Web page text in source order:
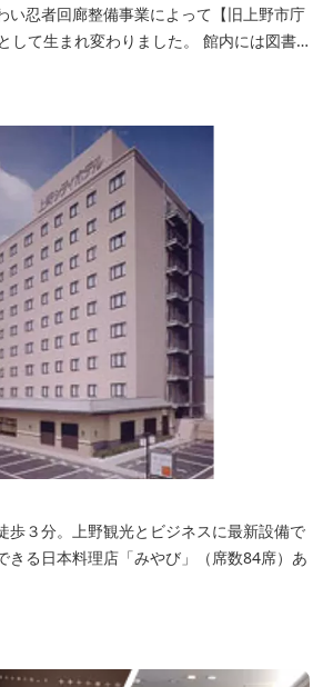
い忍者回廊整備事業によって【旧上野市庁
して生まれ変わりました。 館内には図書
ほか、観光案内所「伊賀市観光インフォ
伊賀の逸品を取り揃えた「伊賀百貨
されています。
歩３分。上野観光とビジネスに最新設備で
きる日本料理店「みやび」（席数84席）あ